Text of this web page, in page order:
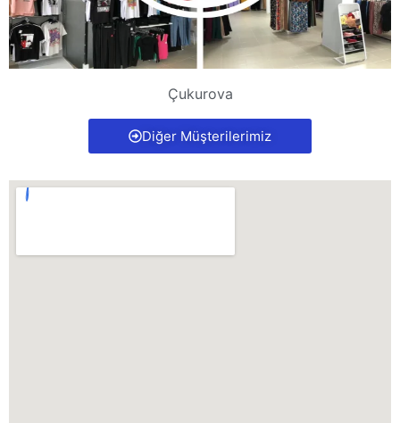
Çukurova
Diğer Müşterilerimiz